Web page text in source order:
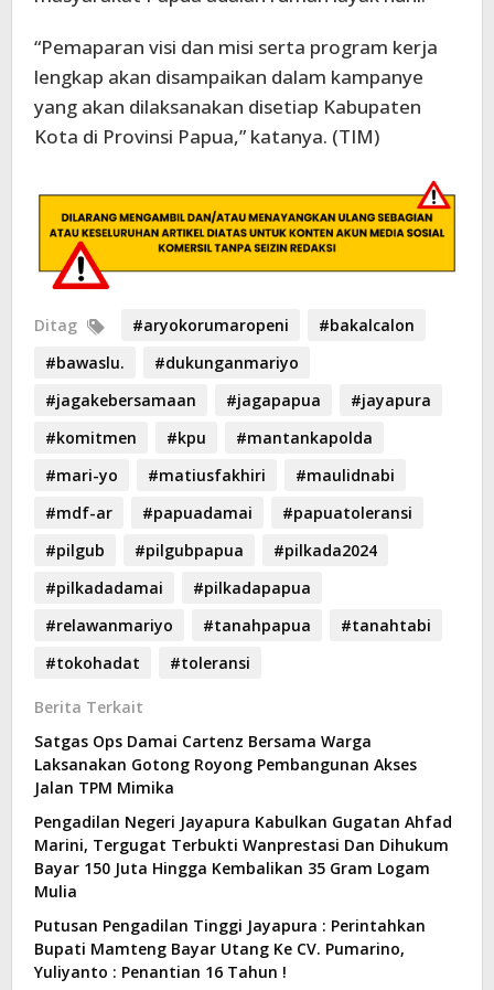
“Pemaparan visi dan misi serta program kerja
lengkap akan disampaikan dalam kampanye
yang akan dilaksanakan disetiap Kabupaten
Kota di Provinsi Papua,” katanya. (TIM)
Ditag #aryokorumaropeni
#bakalcalon
#bawaslu.
#dukunganmariyo
#jagakebersamaan
#jagapapua
#jayapura
#komitmen
#kpu
#mantankapolda
#mari-yo
#matiusfakhiri
#maulidnabi
#mdf-ar
#papuadamai
#papuatoleransi
#pilgub
#pilgubpapua
#pilkada2024
#pilkadadamai
#pilkadapapua
#relawanmariyo
#tanahpapua
#tanahtabi
#tokohadat
#toleransi
Berita Terkait
Satgas Ops Damai Cartenz Bersama Warga
Laksanakan Gotong Royong Pembangunan Akses
Jalan TPM Mimika
Pengadilan Negeri Jayapura Kabulkan Gugatan Ahfad
Marini, Tergugat Terbukti Wanprestasi Dan Dihukum
Bayar 150 Juta Hingga Kembalikan 35 Gram Logam
Mulia
Putusan Pengadilan Tinggi Jayapura : Perintahkan
Bupati Mamteng Bayar Utang Ke CV. Pumarino,
Yuliyanto : Penantian 16 Tahun !